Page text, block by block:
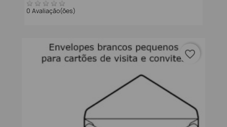
0 Avaliação(ões)
favorite_border